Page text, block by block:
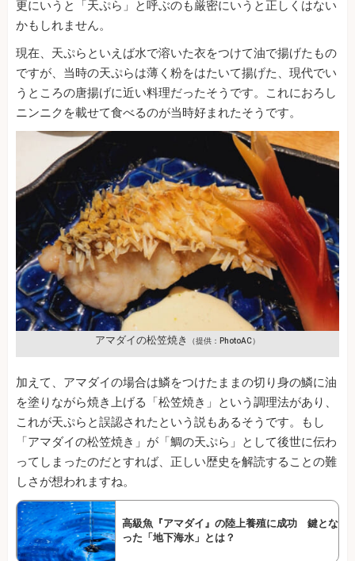
更にいうと「天ぷら」と呼ぶのも厳密にいうと正しくはない
かもしれません。
現在、天ぷらといえば水で溶いた衣をつけて油で揚げたもの
ですが、当時の天ぷらは薄く粉をはたいて揚げた、現代でい
うところの唐揚げに近い料理だったそうです。これにおろし
ニンニクを載せて食べるのが当時好まれたそうです。
アマダイの松笠焼き （提供：PhotoAC）
加えて、アマダイの場合は鱗をつけたままの切り身の鱗に油
を塗りながら焼き上げる「松笠焼き」という調理法があり、
これが天ぷらと誤認されたという説もあるそうです。もし
「アマダイの松笠焼き」が「鯛の天ぷら」として後世に伝わ
ってしまったのだとすれば、正しい歴史を解読することの難
しさが想われますね。
高級魚『アマダイ』の陸上養殖に成功 鍵とな
った「地下海水」とは？